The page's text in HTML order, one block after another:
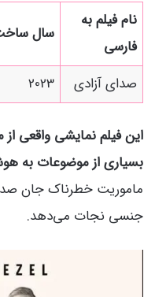
نام فیلم به
فارسی
سال
صدای آزادی 2023
این فیلم نمایشی واقعی
بسیاری از موضوعات به
ماموریت خطرناک جان
جنسی نجات می‌دهد.